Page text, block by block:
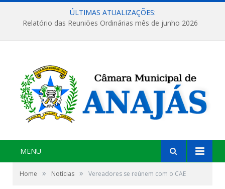
ÚLTIMAS ATUALIZAÇÕES:
Relatório das Reuniões Ordinárias mês de junho 2026
MENU
Home » Notícias » Vereadores se reúnem com o CAE